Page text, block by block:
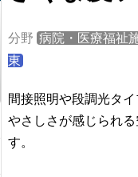
分野 病院・医療福祉
東
間接照明や段調光タ
やさしさが感じられ
す。